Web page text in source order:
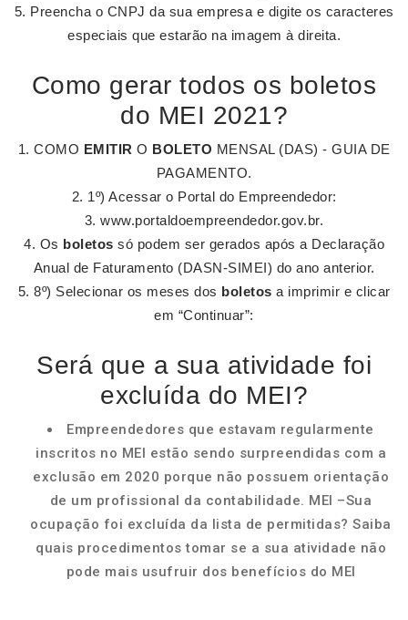
Preencha o CNPJ da sua empresa e digite os caracteres
especiais que estarão na imagem à direita.
Como gerar todos os boletos
do MEI 2021?
COMO EMITIR O BOLETO MENSAL (DAS) - GUIA DE
PAGAMENTO.
1º) Acessar o Portal do Empreendedor:
www.portaldoempreendedor.gov.br.
Os boletos só podem ser gerados após a Declaração
Anual de Faturamento (DASN-SIMEI) do ano anterior.
8º) Selecionar os meses dos boletos a imprimir e clicar
em “Continuar”:
Será que a sua atividade foi
excluída do MEI?
Empreendedores que estavam regularmente
inscritos no MEI estão sendo surpreendidas com a
exclusão em 2020 porque não possuem orientação
de um profissional da contabilidade. MEI –Sua
ocupação foi excluída da lista de permitidas? Saiba
quais procedimentos tomar se a sua atividade não
pode mais usufruir dos benefícios do MEI